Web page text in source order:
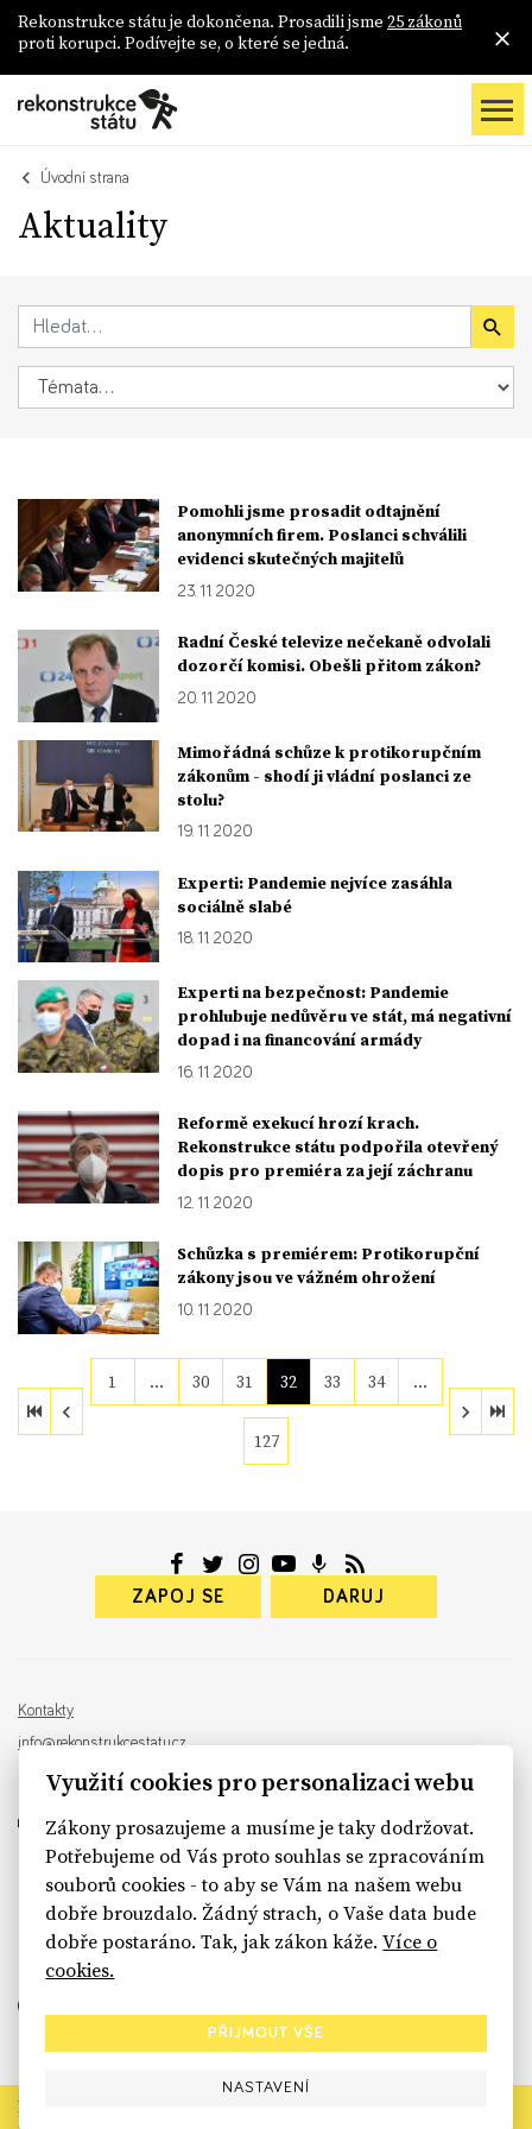
Rekonstrukce státu je dokončena. Prosadili jsme 25 zákonů
proti korupci. Podívejte se, o které se jedná.
Úvodní strana
Aktuality
Pomohli jsme prosadit odtajnění
anonymních firem. Poslanci schválili
evidenci skutečných majitelů
23. 11. 2020
Radní České televize nečekaně odvolali
dozorčí komisi. Obešli přitom zákon?
20. 11. 2020
Mimořádná schůze k protikorupčním
zákonům - shodí ji vládní poslanci ze
stolu?
19. 11. 2020
Experti: Pandemie nejvíce zasáhla
sociálně slabé
18. 11. 2020
Experti na bezpečnost: Pandemie
prohlubuje nedůvěru ve stát, má negativní
dopad i na financování armády
16. 11. 2020
Reformě exekucí hrozí krach.
Rekonstrukce státu podpořila otevřený
dopis pro premiéra za její záchranu
12. 11. 2020
Schůzka s premiérem: Protikorupční
zákony jsou ve vážném ohrožení
10. 11. 2020
1 … 30 31 32 33 34 …
127
ZAPOJ SE DARUJ
Kontakty
info@rekonstrukcestatu.cz
Návrh a vývoj: Sinfin , ilustrace:
sinfin.digital
Rekonstrukce státu končí. Její členské organizace však dál
Využití cookies pro personalizaci webu
Zákony prosazujeme a musíme je taky dodržovat.
Potřebujeme od Vás proto souhlas se zpracováním
souborů cookies - to aby se Vám na našem webu
dobře brouzdalo. Žádný strach, o Vaše data bude
dobře postaráno. Tak, jak zákon káže.Více o
cookies.
PŘIJMOUT VŠE
NASTAVENÍ